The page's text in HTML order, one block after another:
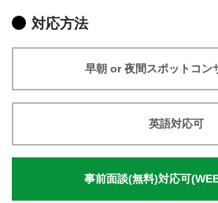
対応方法
早朝 or 夜間スポットコン
英語対応可
事前面談(無料)対応可